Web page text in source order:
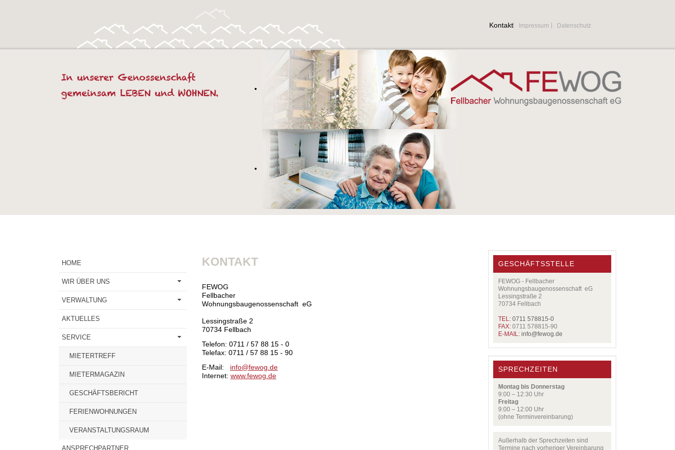
Kontakt Impressum Datenschutz
HOME
WIR ÜBER UNS
VERWALTUNG
AKTUELLES
SERVICE
MIETERTREFF
MIETERMAGAZIN
GESCHÄFTSBERICHT
FERIENWOHNUNGEN
VERANSTALTUNGSRAUM
ANSPRECHPARTNER
KONTAKT
FEWOG
Fellbacher
Wohnungsbaugenossenschaft eG
Lessingstraße 2
70734 Fellbach
Telefon: 0711 / 57 88 15 - 0
Telefax: 0711 / 57 88 15 - 90
E-Mail: info@fewog.de
Internet: www.fewog.de
GESCHÄFTSSTELLE
FEWOG - Fellbacher
Wohnungsbaugenossenschaft eG
Lessingstraße 2
70734 Fellbach
TEL: 0711 578815-0
FAX: 0711 578815-90
E-MAIL: info@fewog.de
SPRECHZEITEN
Montag bis Donnerstag
9:00 – 12:30 Uhr
Freitag
9:00 – 12:00 Uhr
(ohne Terminvereinbarung)
Außerhalb der Sprechzeiten sind
Termine nach vorheriger Vereinbarung